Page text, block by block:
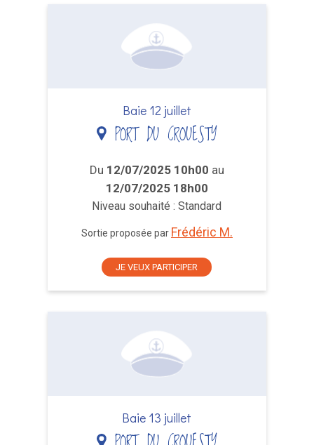
Baie 12 juillet
PORT DU CROUESTY
Du 12/07/2025 10h00 au
12/07/2025 18h00
Niveau souhaité : Standard
Sortie proposée par Frédéric M.
JE VEUX PARTICIPER
Baie 13 juillet